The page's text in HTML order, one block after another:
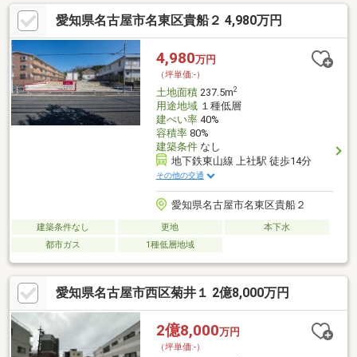
世帯にも住みやすく安心の住環境♪・周辺商業施設が充実♪スーパ
ー・コンビニ徒歩約5分以内！ドラックストア徒歩約7分♪車がな
くても生活できます。・小幡ちよだ公園まで徒歩約3分！休日は家
族でのんびりピクニックやお子様と遊んでリフレッシュできま
す。
愛知県名古屋市名東区貴船２ 4,980万円
4,980万円
（坪単価:-）
土地面積237.5m2
用途地域１種低層
建ぺい率40%
容積率80%
建築条件なし
地下鉄東山線 上社駅 徒歩14分
その他の交通
愛知県名古屋市名東区貴船２
建築条件なし 更地
本下水
都市ガス
1種低層地域
愛知県名古屋市西区菊井１ 2億8,000万円
2億8,000万円
（坪単価:-）